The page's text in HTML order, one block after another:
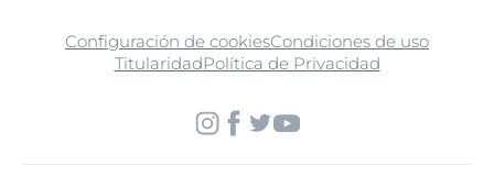
Configuración de cookiesCondiciones de uso
TitularidadPolítica de Privacidad